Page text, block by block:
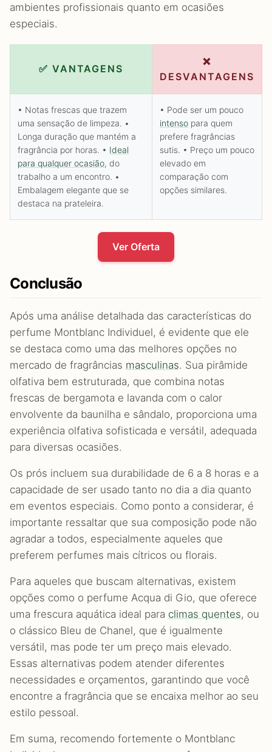
ambientes profissionais quanto em ocasiões
especiais.
✅ VANTAGENS
❌
DESVANTAGENS
• Notas frescas que trazem
uma sensação de limpeza. •
Longa duração que mantém a
fragrância por horas. • Ideal
para qualquer ocasião, do
trabalho a um encontro. •
Embalagem elegante que se
destaca na prateleira.
• Pode ser um pouco
intenso para quem
prefere fragrâncias
sutis. • Preço um pouco
elevado em
comparação com
opções similares.
Ver Oferta
Conclusão
Após uma análise detalhada das características do
perfume Montblanc Individuel, é evidente que ele
se destaca como uma das melhores opções no
mercado de fragrâncias masculinas. Sua pirâmide
olfativa bem estruturada, que combina notas
frescas de bergamota e lavanda com o calor
envolvente da baunilha e sândalo, proporciona uma
experiência olfativa sofisticada e versátil, adequada
para diversas ocasiões.
Os prós incluem sua durabilidade de 6 a 8 horas e a
capacidade de ser usado tanto no dia a dia quanto
em eventos especiais. Como ponto a considerar, é
importante ressaltar que sua composição pode não
agradar a todos, especialmente aqueles que
preferem perfumes mais cítricos ou florais.
Para aqueles que buscam alternativas, existem
opções como o perfume Acqua di Gio, que oferece
uma frescura aquática ideal para climas quentes, ou
o clássico Bleu de Chanel, que é igualmente
versátil, mas pode ter um preço mais elevado.
Essas alternativas podem atender diferentes
necessidades e orçamentos, garantindo que você
encontre a fragrância que se encaixa melhor ao seu
estilo pessoal.
Em suma, recomendo fortemente o Montblanc